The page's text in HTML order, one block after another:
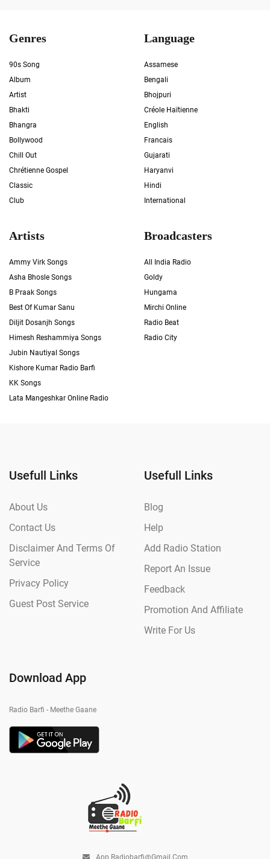
Genres
90s Song
Album
Artist
Bhakti
Bhangra
Bollywood
Chill Out
Chrétienne Gospel
Classic
Club
Language
Assamese
Bengali
Bhojpuri
Créole Haïtienne
English
Francais
Gujarati
Haryanvi
Hindi
International
Artists
Ammy Virk Songs
Asha Bhosle Songs
B Praak Songs
Best Of Kumar Sanu
Diljit Dosanjh Songs
Himesh Reshammiya Songs
Jubin Nautiyal Songs
Kishore Kumar Radio Barfi
KK Songs
Lata Mangeshkar Online Radio
Broadcasters
All India Radio
Goldy
Hungama
Mirchi Online
Radio Beat
Radio City
Usefull Links
About Us
Contact Us
Disclaimer And Terms Of
Service
Privacy Policy
Guest Post Service
Usefull Links
Blog
Help
Add Radio Station
Report An Issue
Feedback
Promotion And Affiliate
Write For Us
Download App
Radio Barfi - Meethe Gaane
App.radiobarfi@gmail.com